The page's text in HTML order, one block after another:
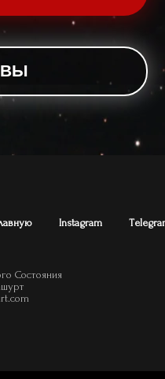
Instagram
Состояния